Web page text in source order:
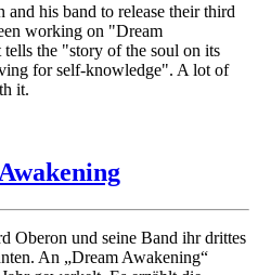
his band to release their third
working on "Dream
the "story of the soul on its
for self-knowledge". A lot of
it.
Oberon und seine Band ihr drittes
An „Dream Awakening“